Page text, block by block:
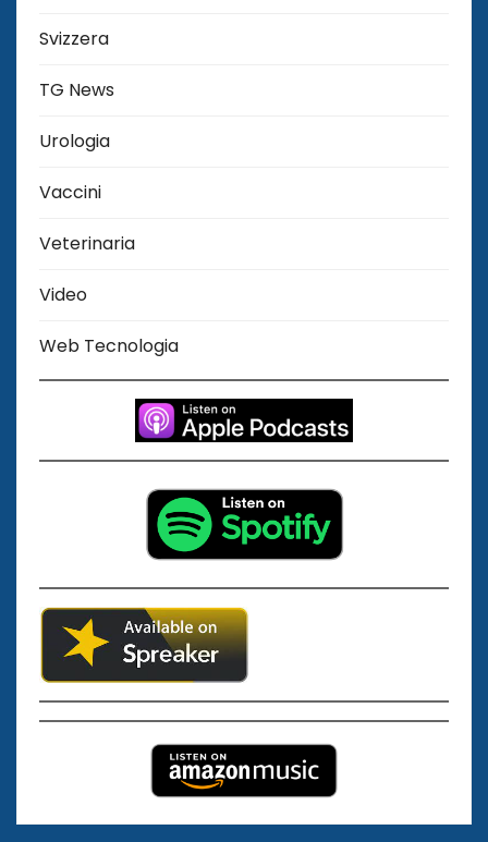
Svizzera
TG News
Urologia
Vaccini
Veterinaria
Video
Web Tecnologia